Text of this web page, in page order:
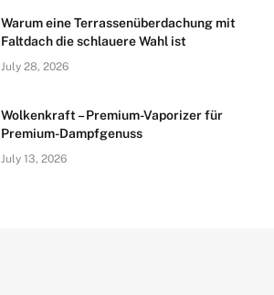
Warum eine Terrassenüberdachung mit
Faltdach die schlauere Wahl ist
July 28, 2026
Wolkenkraft – Premium-Vaporizer für
Premium-Dampfgenuss
July 13, 2026